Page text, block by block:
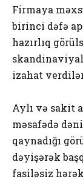
Firmaya
birinci dəfə
hazırlıq
izahat
Aylı və sakit
məsafədə
qaynadığı
dəyişərək
fasiləsiz